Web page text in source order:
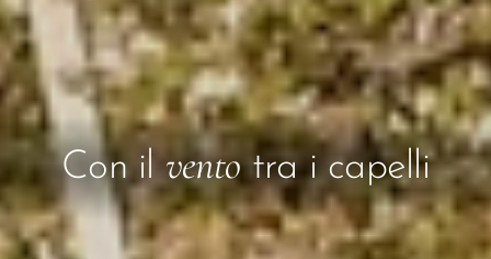
Con ilventotra i capelli